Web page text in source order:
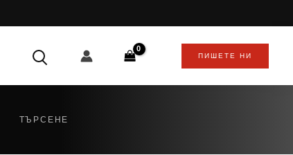
ПИШЕТЕ НИ
ТЪРСЕНЕ